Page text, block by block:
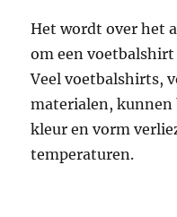
Het wordt over het
om een voetbalshirt
Veel voetbalshirts,
materialen, kunnen
kleur en vorm
temperaturen.